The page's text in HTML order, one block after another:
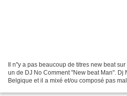
Il n''y a pas beaucoup de titres new beat
un de DJ No Comment "New beat Man". Dj
Belgique et il a mixé et/ou composé pas